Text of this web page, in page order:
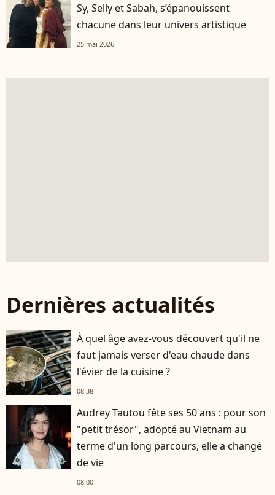
Sy, Selly et Sabah, s’épanouissent
chacune dans leur univers artistique
25 mai 2026
Dernières actualités
À quel âge avez-vous découvert qu'il ne
faut jamais verser d'eau chaude dans
l'évier de la cuisine ?
08:38
Audrey Tautou fête ses 50 ans : pour son
"petit trésor", adopté au Vietnam au
terme d'un long parcours, elle a changé
de vie
08:00